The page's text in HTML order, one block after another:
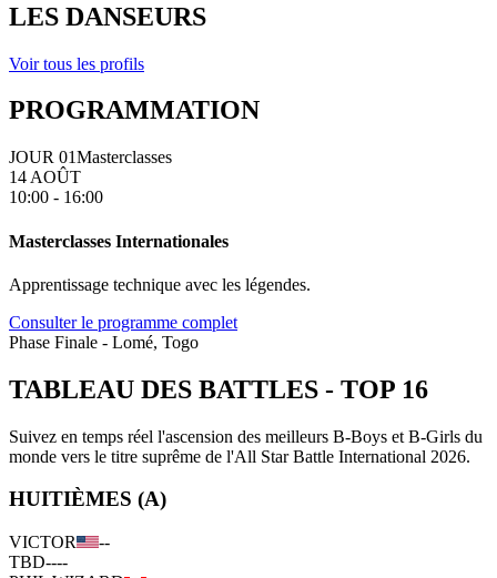
LES DANSEURS
Voir tous les profils
PROGRAMMATION
JOUR 01Masterclasses
14 AOÛT
10:00 - 16:00
Masterclasses Internationales
Apprentissage technique avec les légendes.
Consulter le programme complet
Phase Finale - Lomé, Togo
TABLEAU DES BATTLES - TOP 16
Suivez en temps réel l'ascension des meilleurs B-Boys et B-Girls du
monde vers le titre suprême de l'All Star Battle International 2026.
HUITIÈMES (A)
VICTOR
--
TBD----